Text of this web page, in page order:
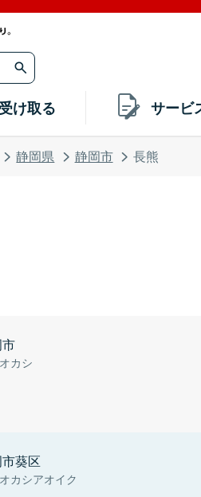
受け取る サービ
静岡県 静岡市 長熊
カシ
葵区
カシアオイク